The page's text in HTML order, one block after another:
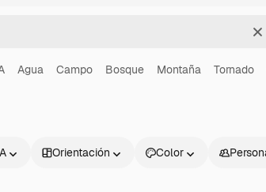
Agua Campo Bosque Montaña Tornado
Orientación Color